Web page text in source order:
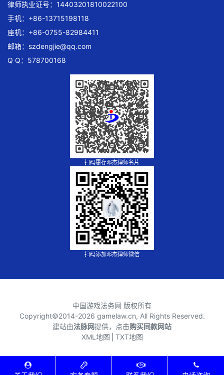
律师执业证号：14403201810022100
手机：+86-13715198118
座机：+86-0755-82984411
邮箱： szdengjie@qq.com
Q Q：578700168
扫码惠存邓杰律师名片
扫码添加邓杰律师微信
中国游戏法务网 版权所有
Copyright©2014-2026 gamelaw.cn, All Rights Reserved.
建站由法脉网提供，点击购买同款网站
XML地图 TXT地图